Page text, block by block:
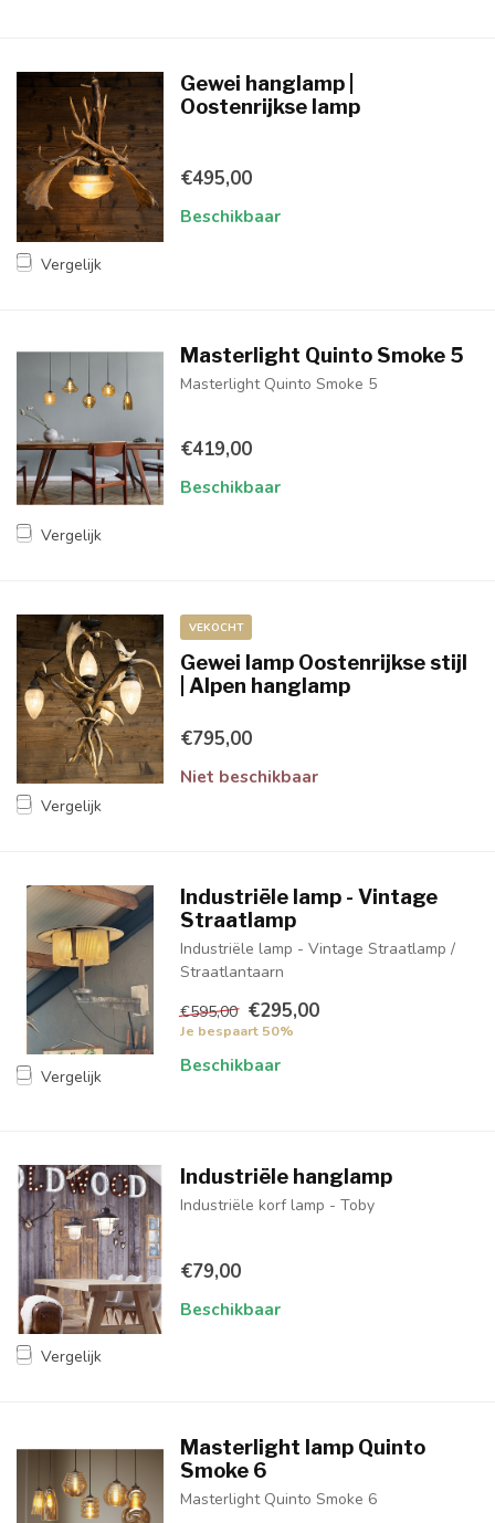
Vergelijk
Gewei hanglamp |
Oostenrijkse lamp
€495,00
Beschikbaar
Vergelijk
Masterlight Quinto Smoke 5
Masterlight Quinto Smoke 5
€419,00
Beschikbaar
Vergelijk
VEKOCHT
Gewei lamp Oostenrijkse stijl
| Alpen hanglamp
€795,00
Niet beschikbaar
Vergelijk
Industriële lamp - Vintage
Straatlamp
Industriële lamp - Vintage Straatlamp /
Straatlantaarn
€595,00 €295,00
Je bespaart 50%
Beschikbaar
Vergelijk
Industriële hanglamp
Industriële korf lamp - Toby
€79,00
Beschikbaar
Masterlight lamp Quinto
Smoke 6
Masterlight Quinto Smoke 6